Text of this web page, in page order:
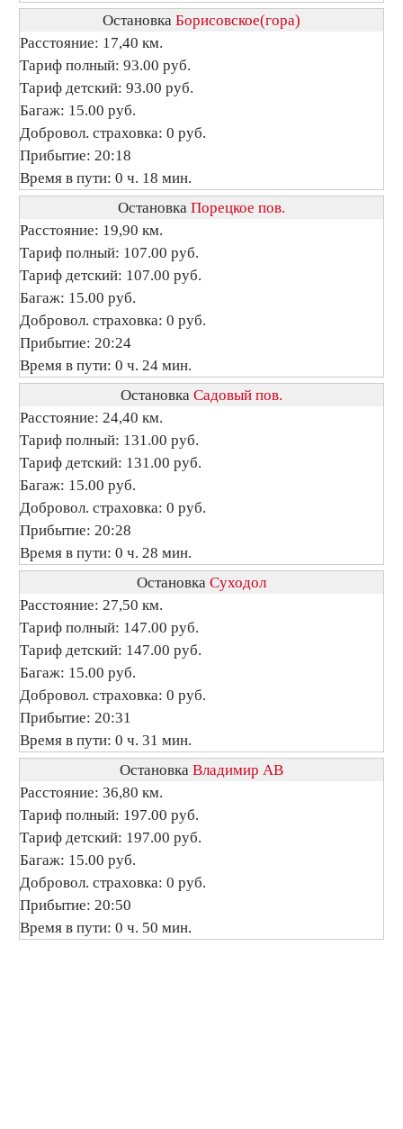
Остановка Борисовское(гора)
Расстояние: 17,40 км.
Тариф полный: 93.00 руб.
Тариф детский: 93.00 руб.
Багаж: 15.00 руб.
Добровол. страховка: 0 руб.
Прибытие: 20:18
Время в пути: 0 ч. 18 мин.
Остановка Порецкое пов.
Расстояние: 19,90 км.
Тариф полный: 107.00 руб.
Тариф детский: 107.00 руб.
Багаж: 15.00 руб.
Добровол. страховка: 0 руб.
Прибытие: 20:24
Время в пути: 0 ч. 24 мин.
Остановка Садовый пов.
Расстояние: 24,40 км.
Тариф полный: 131.00 руб.
Тариф детский: 131.00 руб.
Багаж: 15.00 руб.
Добровол. страховка: 0 руб.
Прибытие: 20:28
Время в пути: 0 ч. 28 мин.
Остановка Суходол
Расстояние: 27,50 км.
Тариф полный: 147.00 руб.
Тариф детский: 147.00 руб.
Багаж: 15.00 руб.
Добровол. страховка: 0 руб.
Прибытие: 20:31
Время в пути: 0 ч. 31 мин.
Остановка Владимир АВ
Расстояние: 36,80 км.
Тариф полный: 197.00 руб.
Тариф детский: 197.00 руб.
Багаж: 15.00 руб.
Добровол. страховка: 0 руб.
Прибытие: 20:50
Время в пути: 0 ч. 50 мин.